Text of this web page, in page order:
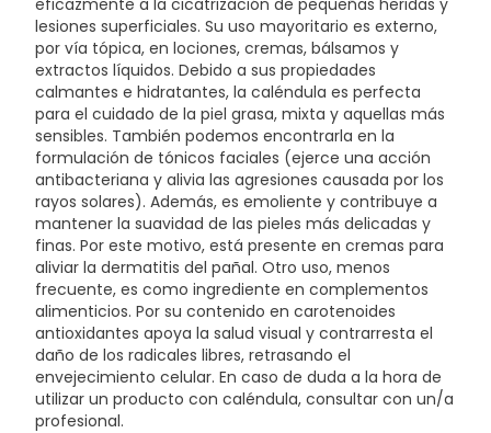
TOCOPHERYL ACETATE, POTASSIUM SORBATE, SODIUM
SILICATE, BENZYL ALCOHOL, COUMARIN, LIMONENE,
GERANIOL, LINALOOL.
lesiones superficiales. Su uso mayoritario es externo,
por vía tópica, en lociones, cremas, bálsamos y
extractos líquidos. Debido a sus propiedades
calmantes e hidratantes, la caléndula es perfecta
para el cuidado de la piel grasa, mixta y aquellas más
sensibles. También podemos encontrarla en la
formulación de tónicos faciales (ejerce una acción
antibacteriana y alivia las agresiones causada por los
rayos solares). Además, es emoliente y contribuye a
mantener la suavidad de las pieles más delicadas y
finas. Por este motivo, está presente en cremas para
aliviar la dermatitis del pañal. Otro uso, menos
frecuente, es como ingrediente en complementos
alimenticios. Por su contenido en carotenoides
antioxidantes apoya la salud visual y contrarresta el
daño de los radicales libres, retrasando el
envejecimiento celular. En caso de duda a la hora de
utilizar un producto con caléndula, consultar con un/a
profesional.